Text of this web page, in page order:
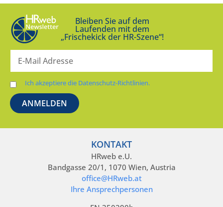
Bleiben Sie auf dem
Laufenden mit dem
„Frischekick der HR-Szene“!
Ich akzeptiere die Datenschutz-Richtlinien.
KONTAKT
HRweb e.U.
Bandgasse 20/1, 1070 Wien, Austria
office@HRweb.at
Ihre Ansprechpersonen